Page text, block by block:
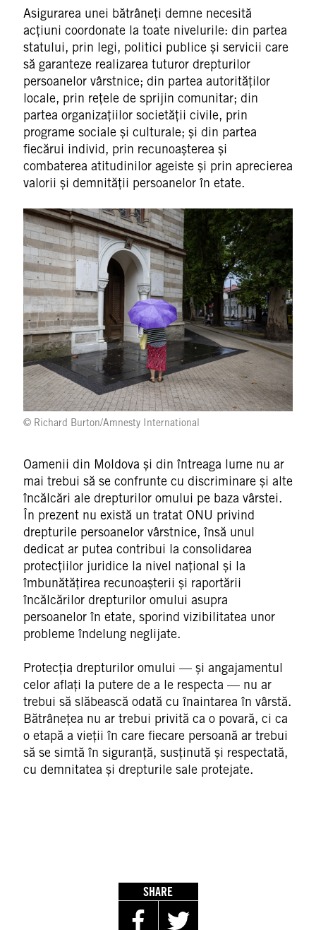
Asigurarea unei bătrâneți demne necesită
acțiuni coordonate la toate nivelurile: din partea
statului, prin legi, politici publice și servicii care
să garanteze realizarea tuturor drepturilor
persoanelor vârstnice; din partea autorităților
locale, prin rețele de sprijin comunitar; din
partea organizațiilor societății civile, prin
programe sociale și culturale; și din partea
fiecărui individ, prin recunoașterea și
combaterea atitudinilor ageiste și prin aprecierea
valorii și demnității persoanelor în etate.
© Richard Burton/Amnesty International
Oamenii din Moldova și din întreaga lume nu ar
mai trebui să se confrunte cu discriminare și alte
încălcări ale drepturilor omului pe baza vârstei.
În prezent nu există un tratat ONU privind
drepturile persoanelor vârstnice, însă unul
dedicat ar putea contribui la consolidarea
protecțiilor juridice la nivel național și la
îmbunătățirea recunoașterii și raportării
încălcărilor drepturilor omului asupra
persoanelor în etate, sporind vizibilitatea unor
probleme îndelung neglijate.
Protecția drepturilor omului — și angajamentul
celor aflați la putere de a le respecta — nu ar
trebui să slăbească odată cu înaintarea în vârstă.
Bătrânețea nu ar trebui privită ca o povară, ci ca
o etapă a vieții în care fiecare persoană ar trebui
să se simtă în siguranță, susținută și respectată,
cu demnitatea și drepturile sale protejate.
SHARE